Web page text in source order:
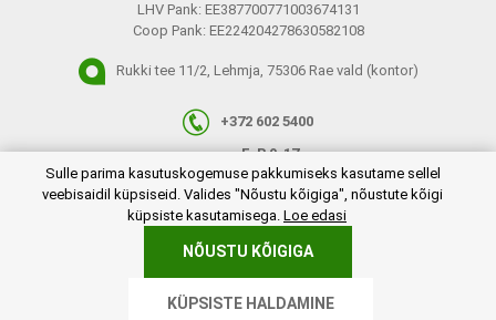
LHV Pank: EE387700771003674131
Coop Pank: EE224204278630582108
Rukki tee 11/2, Lehmja, 75306 Rae vald (kontor)
+372 602 5400
E-R 9-17
info@invaru.ee
Powered bynopCommerce
Sulle parima kasutuskogemuse pakkumiseks kasutame sellel
veebisaidil küpsiseid. Valides "Nõustu kõigiga", nõustute kõigi
küpsiste kasutamisega. Loe edasi
NÕUSTU KÕIGIGA
KÜPSISTE HALDAMINE